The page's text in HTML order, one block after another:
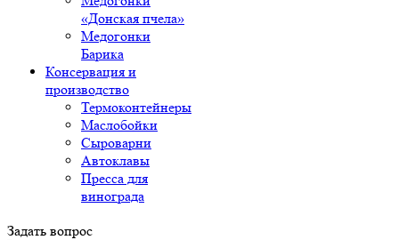
«Донская пчела»
Медогонки
Барика
Консервация и
производство
Термоконтейнеры
Маслобойки
Сыроварни
Автоклавы
Пресса для
винограда
Задать вопрос